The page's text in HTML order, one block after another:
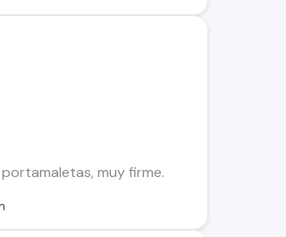
muy firme.